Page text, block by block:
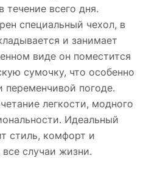
течение всего дня.
специальный чехол, в
и занимает
виде он поместится
сумочку, что особенно
переменчивой погоде.
легкости, модного
Идеальный
стиль, комфорт и
случаи жизни.